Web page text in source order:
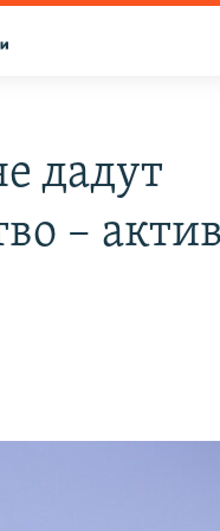
дадут
–